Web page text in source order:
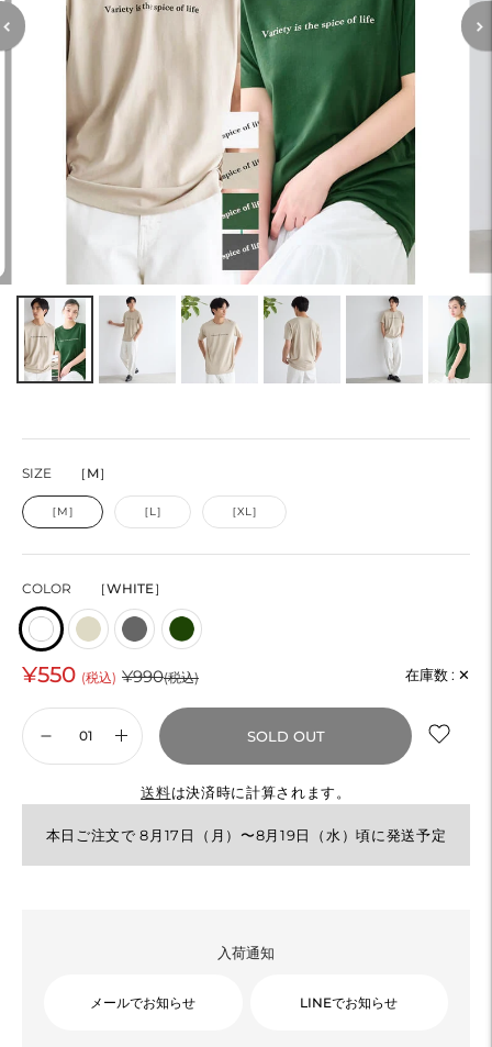
COLOR ［WHITE］
SIZE ［M］
［M］ ［L］ ［XL］
¥550 (税込) ¥990(税込)通
常
格
在庫数 : ✕
SOLD OUT
送料は決済時に計算されます。
本日ご注文で 8月17日（月）〜8月19日（水）頃に発送予定
入荷通知
メールでお知らせ LINEでお知らせ